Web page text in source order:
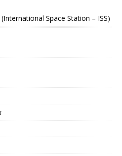
Space Station – ISS)